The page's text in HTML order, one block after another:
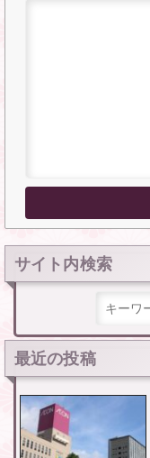
サイト内検索
最近の投稿